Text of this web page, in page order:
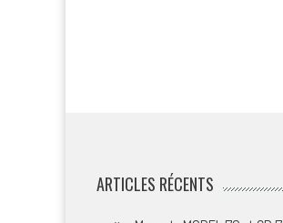
ARTICLES RÉCENTS